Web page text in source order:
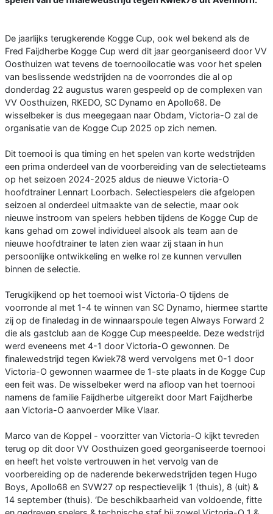
De jaarlijks terugkerende Kogge Cup, ook wel bekend als de
Fred Faijdherbe Kogge Cup werd dit jaar georganiseerd door VV
Oosthuizen wat tevens de toernooilocatie was voor het spelen
van beslissende wedstrijden na de voorrondes die al op
donderdag 22 augustus waren gespeeld op de complexen van
VV Oosthuizen, RKEDO, SC Dynamo en Apollo68. De
wisselbeker is dus meegegaan naar Obdam, Victoria-O zal de
organisatie van de Kogge Cup 2025 op zich nemen.
Dit toernooi is qua timing en het spelen van korte wedstrijden
een prima onderdeel van de voorbereiding van de selectieteams
op het seizoen 2024-2025 aldus de nieuwe Victoria-O
hoofdtrainer Lennart Loorbach. Selectiespelers die afgelopen
seizoen al onderdeel uitmaakte van de selectie, maar ook
nieuwe instroom van spelers hebben tijdens de Kogge Cup de
kans gehad om zowel individueel alsook als team aan de
nieuwe hoofdtrainer te laten zien waar zij staan in hun
persoonlijke ontwikkeling en welke rol ze kunnen vervullen
binnen de selectie.
Terugkijkend op het toernooi wist Victoria-O tijdens de
voorronde al met 1-4 te winnen van SC Dynamo, hiermee startte
zij op de finaledag in de winnaarspoule tegen Always Forward 2
die als gastclub aan de Kogge Cup meespeelde. Deze wedstrijd
werd eveneens met 4-1 door Victoria-O gewonnen. De
finalewedstrijd tegen Kwiek78 werd vervolgens met 0-1 door
Victoria-O gewonnen waarmee de 1-ste plaats in de Kogge Cup
een feit was. De wisselbeker werd na afloop van het toernooi
namens de familie Faijdherbe uitgereikt door Mart Faijdherbe
aan Victoria-O aanvoerder Mike Vlaar.
Marco van de Koppel - voorzitter van Victoria-O kijkt tevreden
terug op dit door VV Oosthuizen goed georganiseerde toernooi
en heeft het volste vertrouwen in het vervolg van de
voorbereiding op de naderende bekerwedstrijden tegen Hugo
Boys, Apollo68 en SVW27 op respectievelijk 1 (thuis), 8 (uit) &
14 september (thuis). ‘De beschikbaarheid van voldoende, fitte